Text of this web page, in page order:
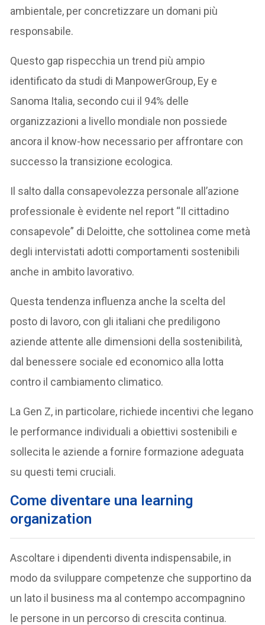
ambientale, per concretizzare un domani più
responsabile.
Questo gap rispecchia un trend più ampio
identificato da studi di ManpowerGroup, Ey e
Sanoma Italia, secondo cui il 94% delle
organizzazioni a livello mondiale non possiede
ancora il know-how necessario per affrontare con
successo la transizione ecologica.
Il salto dalla consapevolezza personale all’azione
professionale è evidente nel report “Il cittadino
consapevole” di Deloitte, che sottolinea come metà
degli intervistati adotti comportamenti sostenibili
anche in ambito lavorativo.
Questa tendenza influenza anche la scelta del
posto di lavoro, con gli italiani che prediligono
aziende attente alle dimensioni della sostenibilità,
dal benessere sociale ed economico alla lotta
contro il cambiamento climatico.
La Gen Z, in particolare, richiede incentivi che legano
le performance individuali a obiettivi sostenibili e
sollecita le aziende a fornire formazione adeguata
su questi temi cruciali.
Come diventare una learning
organization
Ascoltare i dipendenti diventa indispensabile, in
modo da sviluppare competenze che supportino da
un lato il business ma al contempo accompagnino
le persone in un percorso di crescita continua.